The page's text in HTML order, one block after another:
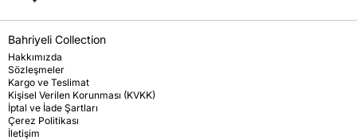
Bahriyeli Collection
Hakkımızda
Sözleşmeler
Kargo ve Teslimat
Kişisel Verilen Korunması (KVKK)
İptal ve İade Şartları
Çerez Politikası
İletişim